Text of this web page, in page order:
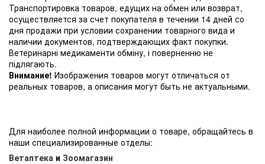
Транспортировка товаров, едущих на обмен или возврат,
осуществляется за счет покупателя в течении 14 дней со
дня продажи при условии сохранении товарного вида и
наличии документов, подтверждающих факт покупки.
Ветеринарні медикаменти обміну, і поверненню не
підлягають.
Внимание! Изображения товаров могут отличаться от
реальных товаров, а описания могут быть не актуальными.
Для наиболее полной информации о товаре, обращайтесь в
наши специализированные отделы:
Ветаптека и Зоомагазин